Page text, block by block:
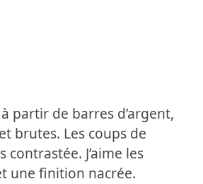
partir de barres d’argent,
brutes. Les coups de
J’aime les
une finition nacrée.